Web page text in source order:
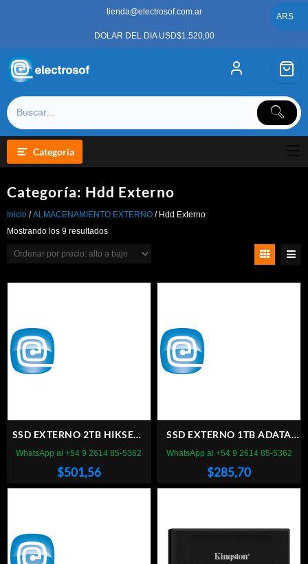
tienda@electrosof.com.ar
DOLAR DEL DIA USD$1.520,00
Categoría
Categoría: Hdd Externo
Inicio /ALMACENAMIENTO EXTERNO / Hdd Externo
Mostrando los 9 resultadosOrdenado
precio:
alto
SSD EXTERNO 2TB HIKSEMI
SHIELD
$501,56
WhatsApp al +54 9 2614 85-5362
SSD EXTERNO 1TB ADATA
SC750
$285,70
WhatsApp al +54 9 2614 85-5362
ARS